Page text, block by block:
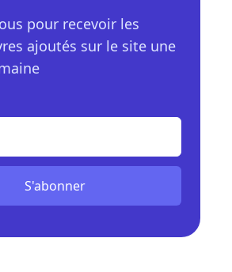
pour recevoir les
ajoutés sur le site une
S'abonner